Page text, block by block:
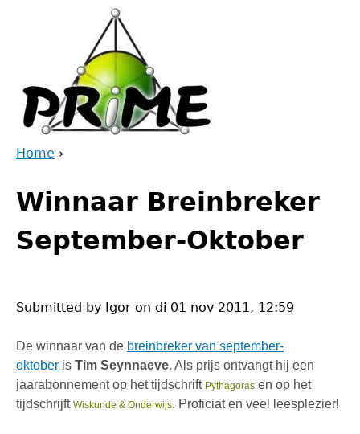
are
here
Home ›
to
top
Winnaar Breinbreker
September-Oktober
Submitted by Igor on di 01 nov 2011, 12:59
De winnaar van de breinbreker van september-
oktober is Tim Seynnaeve. Als prijs ontvangt hij een
jaarabonnement op het tijdschrift Pythagoras en op het
tijdschrijft Wiskunde & Onderwijs. Proficiat en veel leesplezier!